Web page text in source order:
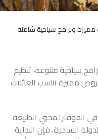
وبرامج سياحية شاملة
سياحية متنوعة، تنظيم
مميزة تناسب العائلات
القوقاز لمحبي الطبيعة
الساحرة، فإن البداية